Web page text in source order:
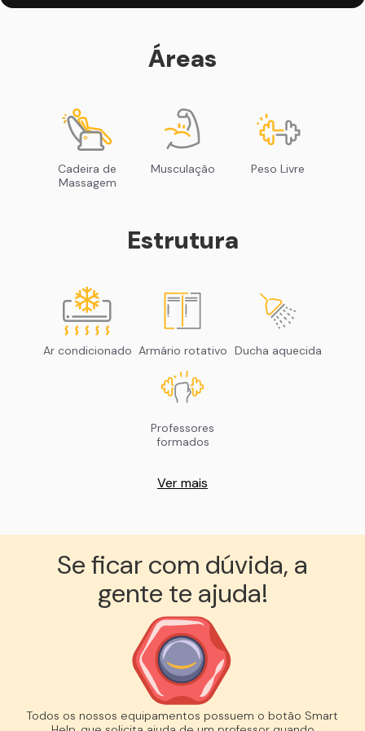
Áreas
Cadeira de
Massagem
Musculação Peso Livre
Estrutura
Ar condicionado Armário rotativo Ducha aquecida
Professores
formados
Ver mais
Se ficar com dúvida, a
gente te ajuda!︎
Todos os nossos equipamentos possuem o botão Smart